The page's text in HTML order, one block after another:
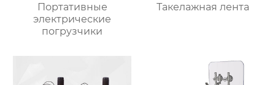
Портативные
электрические
погрузчики
Такелажная лента